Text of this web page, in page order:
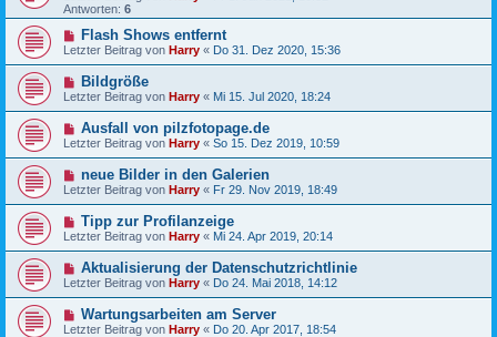
Antworten: 6
Flash Shows entfernt
Letzter Beitrag von Harry « Do 31. Dez 2020, 15:36
Bildgröße
Letzter Beitrag von Harry « Mi 15. Jul 2020, 18:24
Ausfall von pilzfotopage.de
Letzter Beitrag von Harry « So 15. Dez 2019, 10:59
neue Bilder in den Galerien
Letzter Beitrag von Harry « Fr 29. Nov 2019, 18:49
Tipp zur Profilanzeige
Letzter Beitrag von Harry « Mi 24. Apr 2019, 20:14
Aktualisierung der Datenschutzrichtlinie
Letzter Beitrag von Harry « Do 24. Mai 2018, 14:12
Wartungsarbeiten am Server
Letzter Beitrag von Harry « Do 20. Apr 2017, 18:54